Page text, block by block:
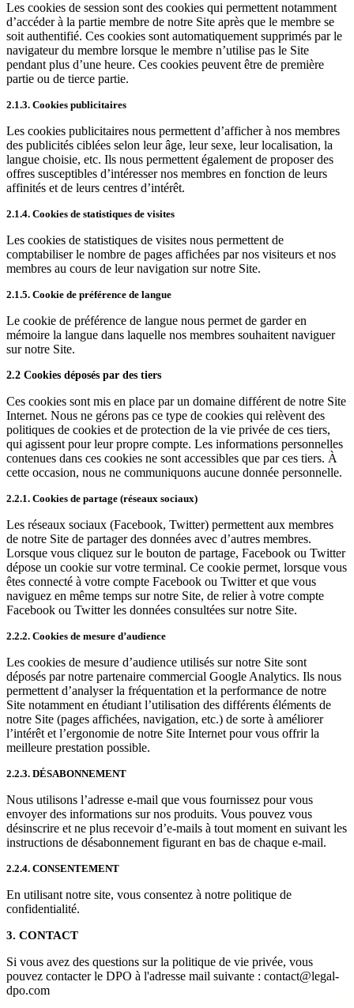
Les cookies de session sont des cookies qui permettent notamment
d’accéder à la partie membre de notre Site après que le membre se
soit authentifié. Ces cookies sont automatiquement supprimés par le
navigateur du membre lorsque le membre n’utilise pas le Site
pendant plus d’une heure. Ces cookies peuvent être de première
partie ou de tierce partie.
2.1.3. Cookies publicitaires
Les cookies publicitaires nous permettent d’afficher à nos membres
des publicités ciblées selon leur âge, leur sexe, leur localisation, la
langue choisie, etc. Ils nous permettent également de proposer des
offres susceptibles d’intéresser nos membres en fonction de leurs
affinités et de leurs centres d’intérêt.
2.1.4. Cookies de statistiques de visites
Les cookies de statistiques de visites nous permettent de
comptabiliser le nombre de pages affichées par nos visiteurs et nos
membres au cours de leur navigation sur notre Site.
2.1.5. Cookie de préférence de langue
Le cookie de préférence de langue nous permet de garder en
mémoire la langue dans laquelle nos membres souhaitent naviguer
sur notre Site.
2.2 Cookies déposés par des tiers
Ces cookies sont mis en place par un domaine différent de notre Site
Internet. Nous ne gérons pas ce type de cookies qui relèvent des
politiques de cookies et de protection de la vie privée de ces tiers,
qui agissent pour leur propre compte. Les informations personnelles
contenues dans ces cookies ne sont accessibles que par ces tiers. À
cette occasion, nous ne communiquons aucune donnée personnelle.
2.2.1. Cookies de partage (réseaux sociaux)
Les réseaux sociaux (Facebook, Twitter) permettent aux membres
de notre Site de partager des données avec d’autres membres.
Lorsque vous cliquez sur le bouton de partage, Facebook ou Twitter
dépose un cookie sur votre terminal. Ce cookie permet, lorsque vous
êtes connecté à votre compte Facebook ou Twitter et que vous
naviguez en même temps sur notre Site, de relier à votre compte
Facebook ou Twitter les données consultées sur notre Site.
2.2.2. Cookies de mesure d’audience
Les cookies de mesure d’audience utilisés sur notre Site sont
déposés par notre partenaire commercial Google Analytics. Ils nous
permettent d’analyser la fréquentation et la performance de notre
Site notamment en étudiant l’utilisation des différents éléments de
notre Site (pages affichées, navigation, etc.) de sorte à améliorer
l’intérêt et l’ergonomie de notre Site Internet pour vous offrir la
meilleure prestation possible.
2.2.3. DÉSABONNEMENT
Nous utilisons l’adresse e-mail que vous fournissez pour vous
envoyer des informations sur nos produits. Vous pouvez vous
désinscrire et ne plus recevoir d’e-mails à tout moment en suivant les
instructions de désabonnement figurant en bas de chaque e-mail.
2.2.4. CONSENTEMENT
En utilisant notre site, vous consentez à notre politique de
confidentialité.
3. CONTACT
Si vous avez des questions sur la politique de vie privée, vous
pouvez contacter le DPO à l'adresse mail suivante : contact@legal-
dpo.com